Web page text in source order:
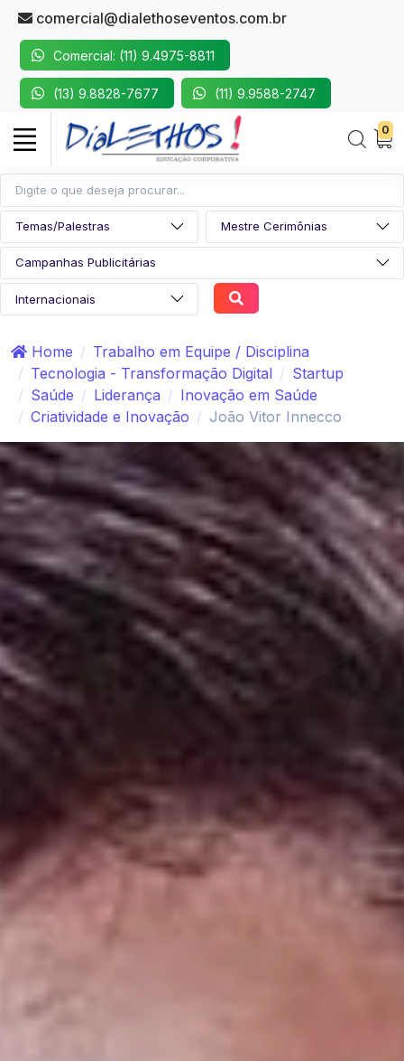
comercial@dialethoseventos.com.br
Comercial: (11) 9.4975-8811
(13) 9.8828-7677 (11) 9.9588-2747
0
Home
Trabalho em Equipe / Disciplina
Tecnologia - Transformação Digital
Startup
Saúde
Liderança
Inovação em Saúde
Criatividade e Inovação
João Vitor Innecco